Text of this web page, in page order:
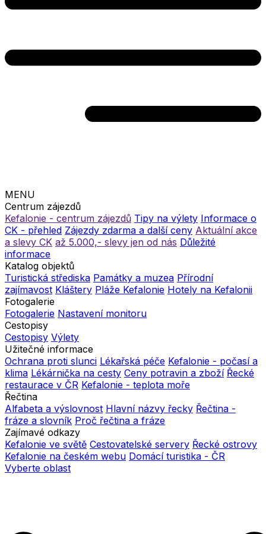
MENU
Centrum zájezdů
Kefalonie - centrum zájezdů Tipy na výlety Informace o
CK - přehled Zájezdy zdarma a další ceny Aktuální akce
a slevy CK až 5.000,- slevy jen od nás Důležité
informace
Katalog objektů
Turistická střediska Památky a muzea Přírodní
zajímavost Kláštery Pláže Kefalonie Hotely na Kefalonii
Fotogalerie
Fotogalerie Nastavení monitoru
Cestopisy
Cestopisy Výlety
Užitečné informace
Ochrana proti slunci Lékařská péče Kefalonie - počasí a
klima Lékárnička na cesty Ceny potravin a zboží Řecké
restaurace v ČR Kefalonie - teplota moře
Řečtina
Alfabeta a výslovnost Hlavní názvy řecky Řečtina -
fráze a slovník Proč řečtina a fráze
Zajímavé odkazy
Kefalonie ve světě Cestovatelské servery Řecké ostrovy
Kefalonie na českém webu Domácí turistika - ČR
Vyberte oblast